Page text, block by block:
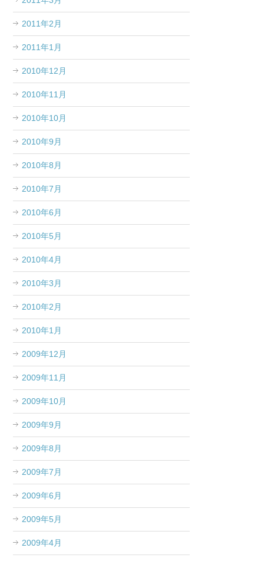
2011年2月
2011年1月
2010年12月
2010年11月
2010年10月
2010年9月
2010年8月
2010年7月
2010年6月
2010年5月
2010年4月
2010年3月
2010年2月
2010年1月
2009年12月
2009年11月
2009年10月
2009年9月
2009年8月
2009年7月
2009年6月
2009年5月
2009年4月